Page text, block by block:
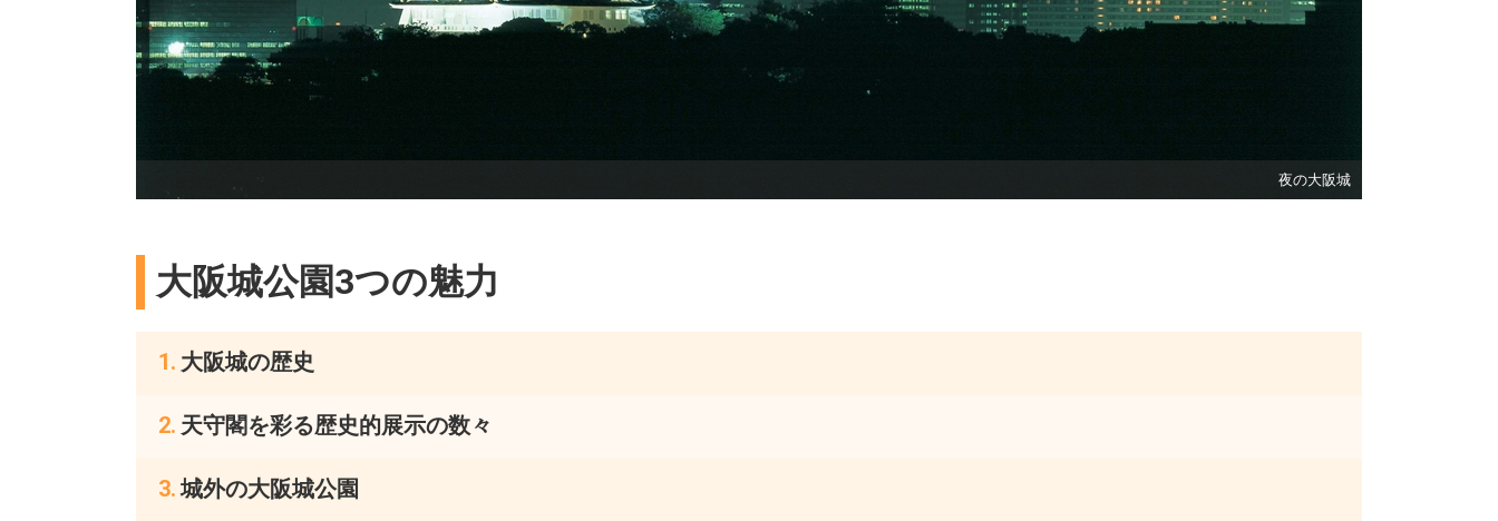
夜の大阪城
大阪城公園3つの魅力
大阪城の歴史
天守閣を彩る歴史的展示の数々
城外の大阪城公園